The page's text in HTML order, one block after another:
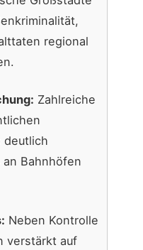
regional
Zahlreiche
deutlich
Bahnhöfen
Neben Kontrolle
verstärkt auf